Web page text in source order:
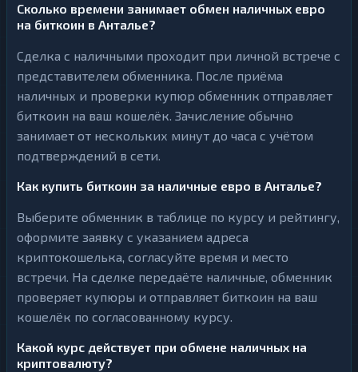
Сколько времени занимает обмен наличных евро
на биткоин в Анталье?
Сделка с наличными проходит при личной встрече с
представителем обменника. После приёма
наличных и проверки купюр обменник отправляет
биткоин на ваш кошелёк. Зачисление обычно
занимает от нескольких минут до часа с учётом
подтверждений в сети.
Как купить биткоин за наличные евро в Анталье?
Выберите обменник в таблице по курсу и рейтингу,
оформите заявку с указанием адреса
криптокошелька, согласуйте время и место
встречи. На сделке передаёте наличные, обменник
проверяет купюры и отправляет биткоин на ваш
кошелёк по согласованному курсу.
Какой курс действует при обмене наличных на
криптовалюту?